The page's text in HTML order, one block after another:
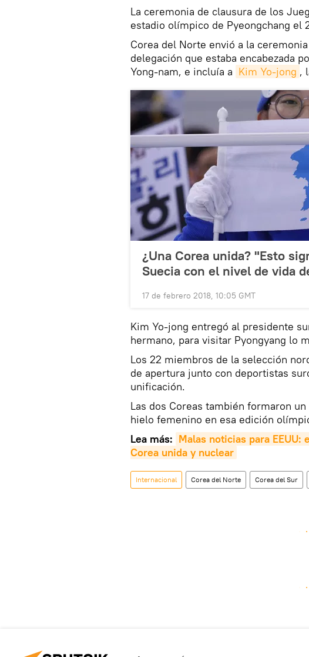
La ceremonia de clausura de los
estadio olímpico de Pyeongchang el
Corea del Norte envió a la
delegación que estaba encabezada
Yong-nam, e incluía a Kim Yo-jong ,
¿Una Corea unida? "Esto
Suecia con el nivel de vida
17 de febrero 2018, 10:05 GMT
Kim Yo-jong entregó al presidente
hermano, para visitar Pyongyang lo
Los 22 miembros de la selección
de apertura junto con deportistas
unificación.
Las dos Coreas también formaron
hielo femenino en esa edición
Lea más: Malas noticias para EEUU:
Corea unida y nuclear
Internacional Corea del Norte Corea del Sur